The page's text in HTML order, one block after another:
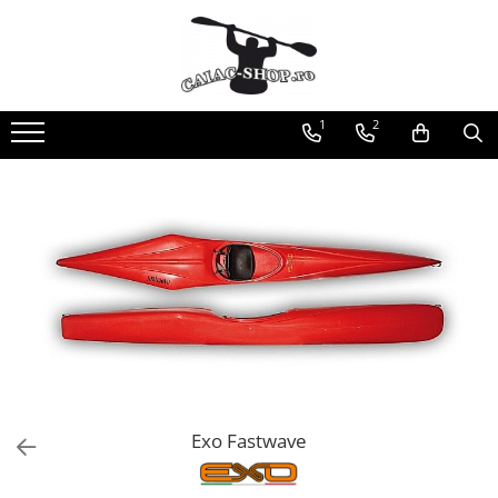
Caiace
Caiace tandem
Caiace sit on top
Caiace de competiție-club
Bărci gonflabile
Canoe
1 2
Exo Fastwave